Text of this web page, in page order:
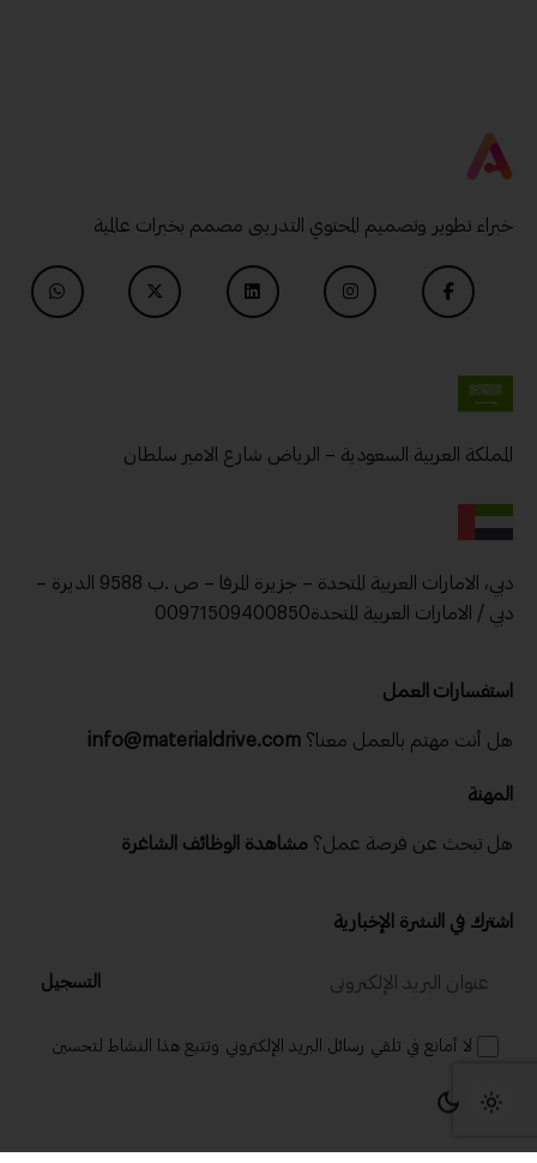
خبراء تطوير وتصميم المحتوي التدريبى مصمم بخبرات عالمية
المملكة العربية السعودية – الرياض شارع الامير سلطان
دبي، الامارات العربية المتحدة – جزيرة المرفا – ص .ب 9588 الديرة –
دبي / الامارات العربية المتحدة00971509400850
استفسارات العمل
هل أنت مهتم بالعمل معنا؟ info@materialdrive.com
المهنة
هل تبحث عن فرصة عمل؟ مشاهدة الوظائف الشاغرة
اشترك في النشرة الإخبارية
التسجيل
لا أمانع في تلقي رسائل البريد الإلكتروني وتتبع هذا النشاط لتحسين